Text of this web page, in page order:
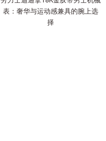
表：奢华与运动感兼具的腕上选
择